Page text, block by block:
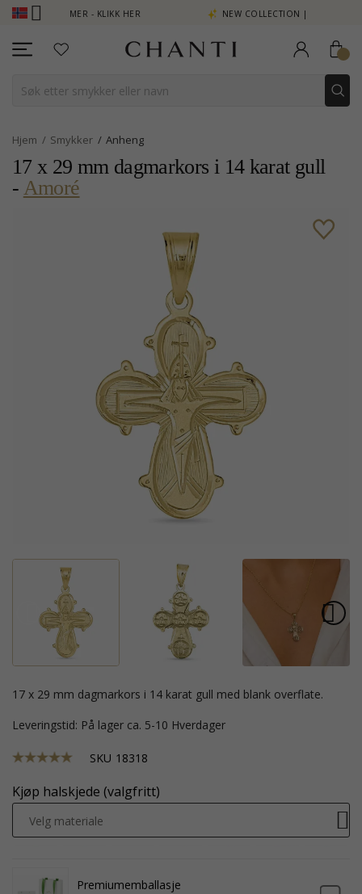
SE MER - KLIKK HER NEW COLLECTION | AURA
Hjem Smykker Anheng
17 x 29 mm dagmarkors i 14 karat gull
- Amoré
17 x 29 mm dagmarkors i 14 karat gull med blank overflate.
Leveringstid: På lager ca. 5-10 Hverdager
SKU 18318
Kjøp halskjede (valgfritt)
Velg materiale
Premiumemballasje